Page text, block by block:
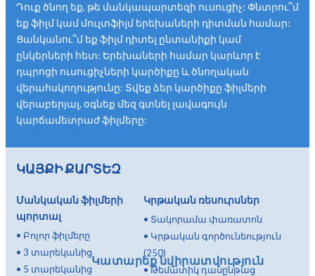
Կատարեք նվիրատվություն
Դուք ծնող եք, թե մանկապարտեզի ուսուցիչ: Փնտրու՞մ
եք ֆիլմ կամ մուլտֆիլմ երեխաների դիտման համար:
Ցանկանու՞մ եք ֆիլմ դիտել ընտանիքի կամ
ընկերների հետ: Երեխաների համար կարևոր է
դպրոցի ուսուցիչների կարծիքը և ծնողական
վերահսկողությունը: Տվեք ձեր կարծիքը ֆիլմերի
վերաբերյալ, օգնեք մեզ գտնել լավագույն
կարճամետրաժ ֆիլմերը:
ԿԱՅՔԻ ՔԱՐՏԵԶ
Մանկական ֆիլմերի
պորտալ
• Բոլոր ֆիլմերը
• 3 տարեկանից
• 5 տարեկանից
Կրթական ռեսուրսներ
• Տակորամա փառատոն
• Կրթական գործունեություն
(250)
•Թեմատիկ դասընթաց